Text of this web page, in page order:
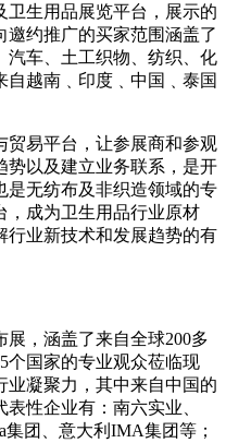
卫生用品展览平台，展示的
邀约推广的买家范围涵盖了
汽车、土工织物、纺织、化
越南﹑印度﹑中国﹑泰国
贸易平台，让参展商和参观
势以及建立业务联系，是开
是无纺布及非织造领域的专
，成为卫生用品行业原材
行业新技术和发展趋势的有
，涵盖了来自全球200多
个国家的专业观众莅临现
业凝聚力，其中来自中国的
性企业有：南六实业、
集团、意大利IMA集团等；